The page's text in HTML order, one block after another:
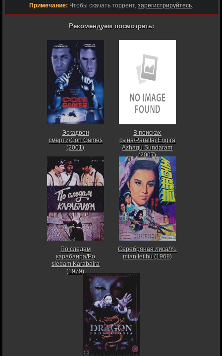
Примечание: Чтобы скачать торрент,зарегистрируйтесь.
Рекомендуем посмотреть:
Эскадрон
смерти/Con Games
(2001)
В поисках
сына/Parattai Engira
Azhagu Sundaram
(2007)
По следам
карабаира/Po
sledam Karabaira
(1979)
Серебряная лиса/Yu
mian fei hu (1968)